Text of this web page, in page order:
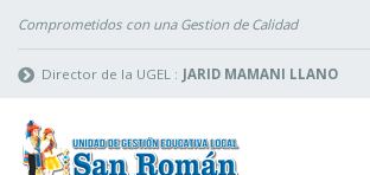
Comprometidos con una Gestion de Calidad
Director de la UGEL : JARID MAMANI LLANO